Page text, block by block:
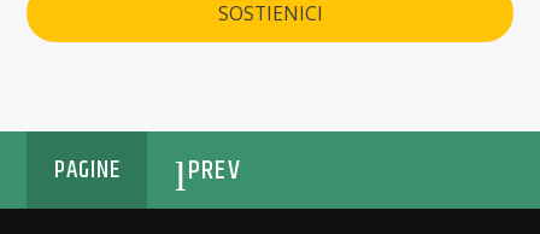
SOSTIENICI
PAGINE PREV